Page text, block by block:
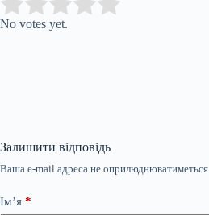
Rate this item:
No votes yet.
Залишити відповідь
Ваша e-mail адреса не оприлюднюватиметься.
Ім’я *